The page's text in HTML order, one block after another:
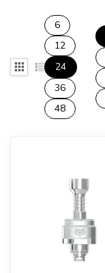
6
12
24
36
48